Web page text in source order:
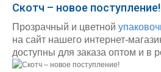
Скотч – новое поступление!
Прозрачный и цветной
на сайт нашего интернет-
доступны для заказа оптом и в